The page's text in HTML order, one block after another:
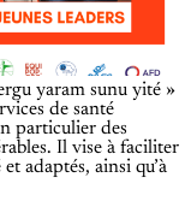
yaram sunu yité »
de santé
particulier des
Il vise à faciliter
adaptés, ainsi qu’à